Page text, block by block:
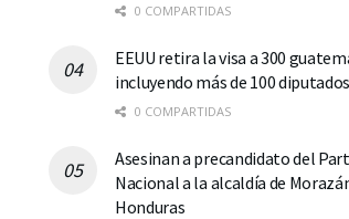
0 COMPARTIDAS
EEUU retira la visa a 300
incluyendo más de 100 diputados
0 COMPARTIDAS
Asesinan a precandidato del
Nacional a la alcaldía de
Honduras